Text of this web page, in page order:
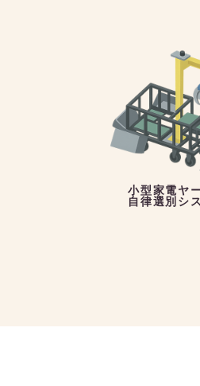
小型家電ヤ
自律選別シ